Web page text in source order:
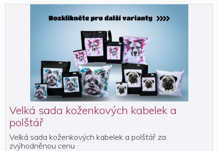
Velká sada koženkových kabelek a
polštář
Velká sada koženkových kabelek a polštář za
zvýhodněnou cenu